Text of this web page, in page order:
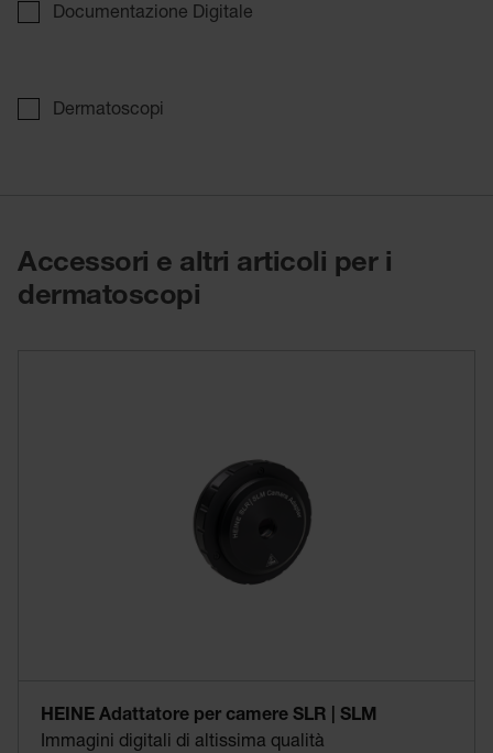
Documentazione Digitale
Dermatoscopi
Accessori e altri articoli per i
dermatoscopi
HEINE Adattatore per camere SLR | SLM
Immagini digitali di altissima qualità